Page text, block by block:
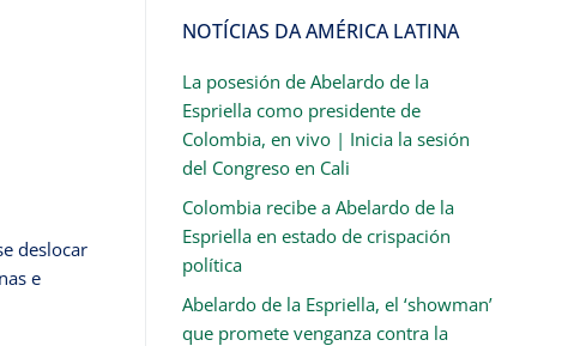
deslocar
e
NOTÍCIAS DA AMÉRICA LATINA
La posesión de Abelardo de la
Espriella como presidente de
Colombia, en vivo | Inicia la sesión
del Congreso en Cali
Colombia recibe a Abelardo de la
Espriella en estado de crispación
política
Abelardo de la Espriella, el ‘showman’
que promete venganza contra la